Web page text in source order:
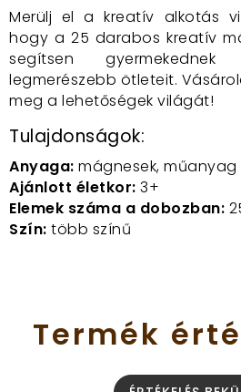
Merülj el a kreatív alkotás
hogy a 25 darabos kreatív
segítsen
legmerészebb ötleteit.
meg a lehetőségek világát!
Tulajdonságok:
Anyaga: mágnesek, műanyag
Ajánlott életkor: 3+
Elemek száma a dobozban:
Szín: több színű
Termék